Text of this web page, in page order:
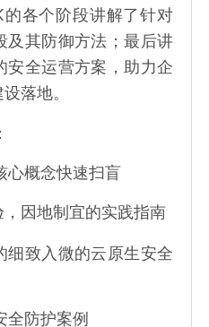
的各个阶段讲解了针对
及其防御方法；最后讲
安全运营方案，助力企
落地。
概念快速扫盲
因地制宜的实践指南
致入微的云原生安全
防护案例